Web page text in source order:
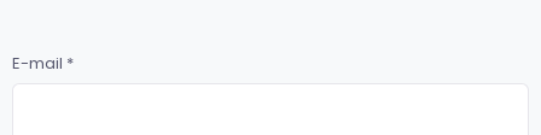
E-mail *